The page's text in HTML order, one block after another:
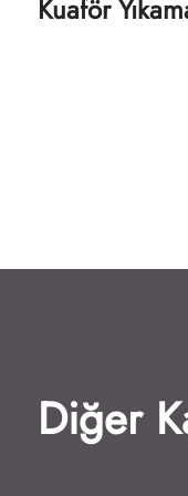
Kuaför
Diğer